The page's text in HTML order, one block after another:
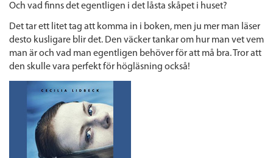
Och vad finns det egentligen i det låsta skåpet i huset?
Det tar ett litet tag att komma in i boken, men ju mer man läser
desto kusligare blir det. Den väcker tankar om hur man vet vem
man är och vad man egentligen behöver för att må bra. Tror att
den skulle vara perfekt för högläsning också!